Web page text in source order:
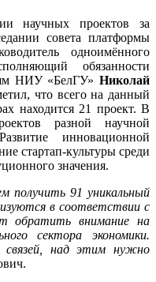
научных проектов за
совета платформы
одноимённого
обязанности
НИУ «БелГУ» Николай
что всего на данный
находится 21 проект. В
разной научной
инновационной
стартап-культуры среди
значения.
получить 91 уникальный
в соответствии с
обратить внимание на
сектора экономики.
связей, над этим нужно